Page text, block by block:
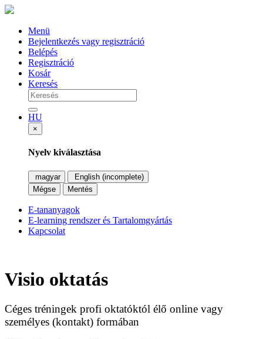
Menü
Bejelentkezés vagy regisztráció
Belépés
Regisztráció
Kosár
Keresés
HU
×
Nyelv kiválasztása
magyar
English (incomplete)
Mégse
Mentés
E-tananyagok
E-learning rendszer és Tartalomgyártás
Kapcsolat
Visio oktatás
Céges tréningek profi oktatóktól élő online vagy
személyes (kontakt) formában